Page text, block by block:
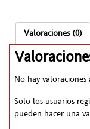
Valoraciones (0)
No hay valoraciones
Solo los usuarios
pueden hacer una